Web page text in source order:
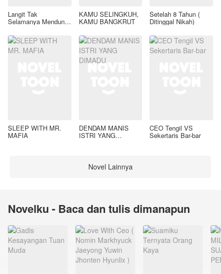
Langit Tak
Selamanya Mendung,
KAMU SELINGKUH,
KAMU BANGKRUT
Setelah 8 Tahun (
Ditinggal Nikah)
SLEEP WITH MR.
MAFIA
DENDAM MANIS
ISTRI YANG
CEO Tengil VS
Sekertaris Bar-bar
Novel Lainnya
Novelku - Baca dan tulis dimanapun